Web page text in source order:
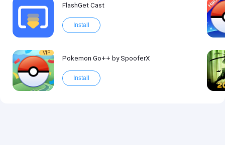
FlashGet Cast
Install
VIP
Pokemon Go++ by SpooferX
Install